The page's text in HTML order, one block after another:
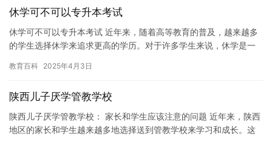
休学可不可以专升本考试
休学可不可以专升本考试 近年来，随着高等教育的普及，越来越多
的学生选择休学来追求更高的学历。对于许多学生来说，休学是一
然而…
教育百科 2025年4月3日
陕西儿子厌学管教学校
陕西儿子厌学管教学校： 家长和学生应该注意的问题 近年来，陕西
地区的家长和学生越来越多地选择送到管教学校来学习和成长。这